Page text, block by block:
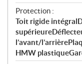
Protection :
Toit rigide
l’avant/
HMW